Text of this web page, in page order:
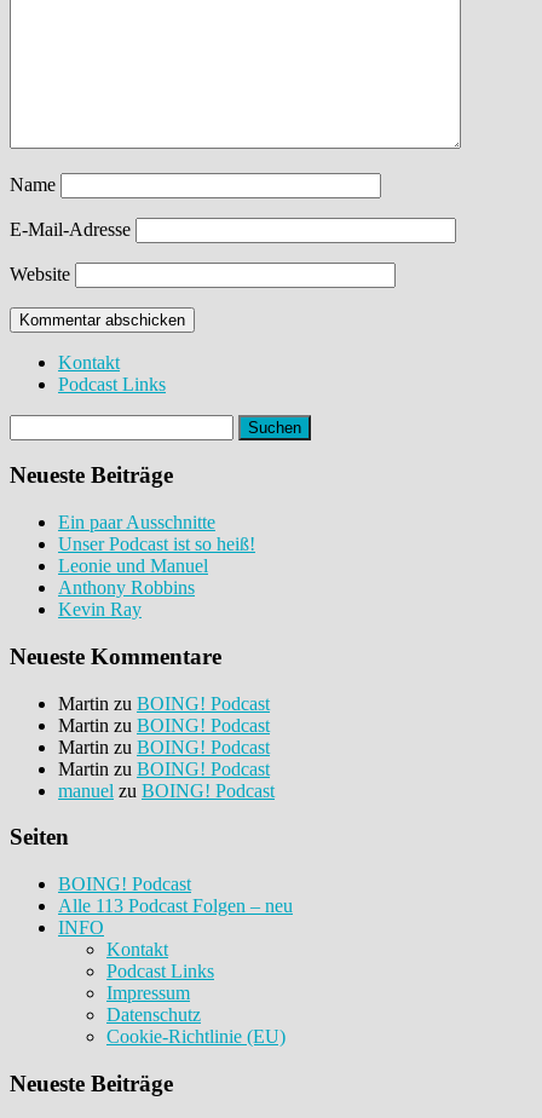
Name
E-Mail-Adresse
Website
Kontakt
Podcast Links
nach:
Neueste Beiträge
Ein paar Ausschnitte
Unser Podcast ist so heiß!
Leonie und Manuel
Anthony Robbins
Kevin Ray
Neueste Kommentare
Martin zu BOING! Podcast
Martin zu BOING! Podcast
Martin zu BOING! Podcast
Martin zu BOING! Podcast
manuel zu BOING! Podcast
Seiten
BOING! Podcast
Alle 113 Podcast Folgen – neu
INFO
Kontakt
Podcast Links
Impressum
Datenschutz
Cookie-Richtlinie (EU)
Neueste Beiträge